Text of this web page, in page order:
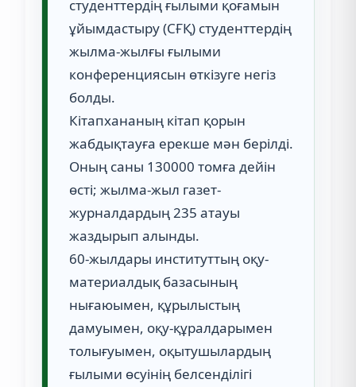
студенттердің ғылыми қоғамын
ұйымдастыру (СҒҚ) студенттердің
жылма-жылғы ғылыми
конференциясын өткізуге негіз
болды.
Кітапхананың кітап қорын
жабдықтауға ерекше мән берілді.
Оның саны 130000 томға дейін
өсті; жылма-жыл газет-
журналдардың 235 атауы
жаздырып алынды.
60-жылдары институттың оқу-
материалдық базасының
нығаюымен, құрылыстың
дамуымен, оқу-құралдарымен
толығуымен, оқытушылардың
ғылыми өсуінің белсенділігі